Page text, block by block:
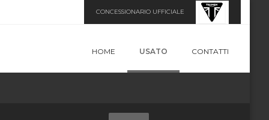
CONCESSIONARIO UFFICIALE
HOME USATO CONTATTI